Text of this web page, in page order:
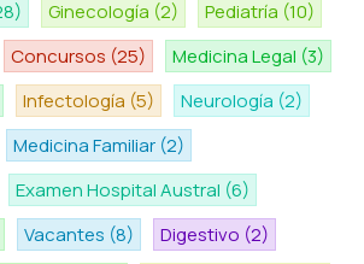
Ginecología (2) Pediatría (10)
Concursos (25) Medicina Legal (3)
Infectología (5) Neurología (2)
Medicina Familiar (2)
Examen Hospital Austral (6)
Vacantes (8) Digestivo (2)